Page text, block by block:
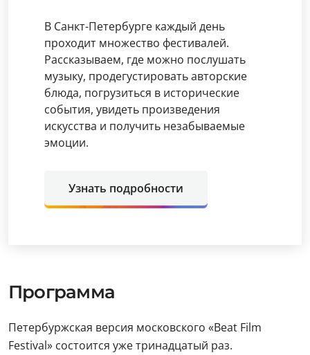
В Санкт-Петербурге каждый день
проходит множество фестивалей.
Рассказываем, где можно послушать
музыку, продегустировать авторские
блюда, погрузиться в исторические
события, увидеть произведения
искусства и получить незабываемые
эмоции.
Узнать подробности
Программа
Петербуржская версия московского «Beat Film
Festival» состоится уже тринадцатый раз.